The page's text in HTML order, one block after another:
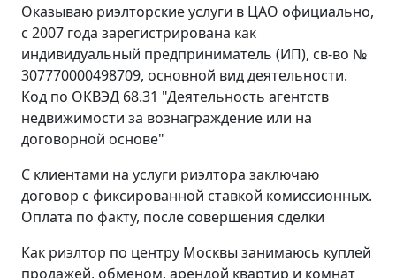
Оказываю риэлторские услуги в ЦАО официально,
с 2007 года зарегистрирована как
индивидуальный предприниматель (ИП), св-во №
307770000498709, основной вид деятельности.
Код по ОКВЭД 68.31 "Деятельность агентств
недвижимости за вознаграждение или на
договорной основе"
С клиентами на услуги риэлтора заключаю
договор с фиксированной ставкой комиссионных.
Оплата по факту, после совершения сделки
Как риэлтор по центру Москвы занимаюсь куплей
продажей, обменом, арендой квартир и комнат